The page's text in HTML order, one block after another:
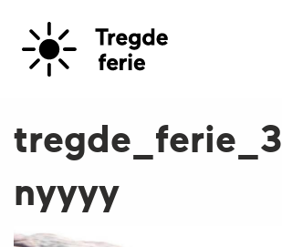
tregde_ferie_3
nyyyy